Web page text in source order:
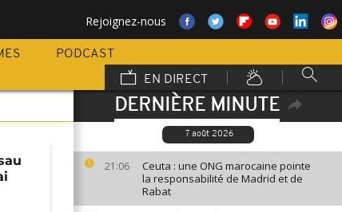
Rejoignez-nous
PODCAST
EN DIRECT
DERNIÈRE MINUTE
7 août 2026
21:06
Ceuta : une ONG marocaine pointe
la responsabilité de Madrid et de
Rabat